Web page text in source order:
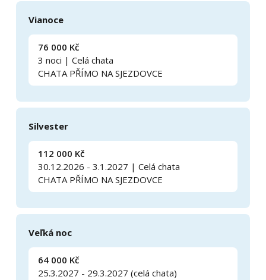
Vianoce
76 000 Kč
3 noci | Celá chata
CHATA PŘÍMO NA SJEZDOVCE
Silvester
112 000 Kč
30.12.2026 - 3.1.2027 | Celá chata
CHATA PŘÍMO NA SJEZDOVCE
Veľká noc
64 000 Kč
25.3.2027 - 29.3.2027 (celá chata)